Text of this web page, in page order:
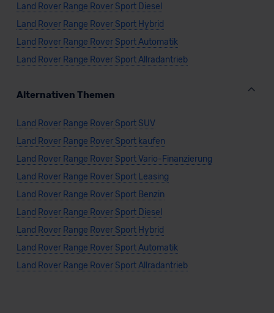
Land Rover Range Rover Sport Diesel
Land Rover Range Rover Sport Hybrid
Land Rover Range Rover Sport Automatik
Land Rover Range Rover Sport Allradantrieb
Alternativen Themen
Land Rover Range Rover Sport SUV
Land Rover Range Rover Sport kaufen
Land Rover Range Rover Sport Vario-Finanzierung
Land Rover Range Rover Sport Leasing
Land Rover Range Rover Sport Benzin
Land Rover Range Rover Sport Diesel
Land Rover Range Rover Sport Hybrid
Land Rover Range Rover Sport Automatik
Land Rover Range Rover Sport Allradantrieb